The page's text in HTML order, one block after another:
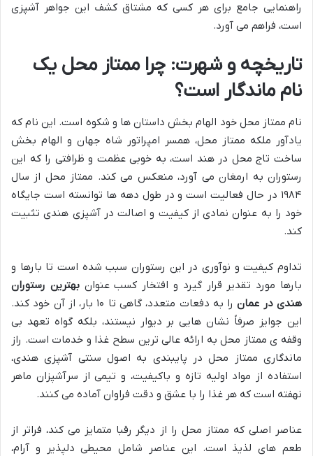
راهنمایی جامع برای هر کسی که مشتاق کشف این جواهر آشپزی
است، فراهم می آورد.
تاریخچه و شهرت: چرا ممتاز محل یک
نام ماندگار است؟
نام ممتاز محل خود الهام بخش داستان ها و شکوه است. این نام که
یادآور ملکه ممتاز محل، همسر امپراتور شاه جهان و الهام بخش
ساخت تاج محل در هند است، به خوبی عظمت و ظرافتی را که این
رستوران به ارمغان می آورد، منعکس می کند. ممتاز محل از سال
۱۹۸۴ در حال فعالیت است و در طول دهه ها توانسته است جایگاه
خود را به عنوان نمادی از کیفیت و اصالت در آشپزی هندی تثبیت
کند.
تداوم کیفیت و نوآوری در این رستوران سبب شده است تا بارها و
بارها مورد تقدیر قرار گیرد و افتخار کسب عنوانبهترین رستوران
هندی در عمان
را به دفعات متعدد، گاهی تا ۱۰ بار، از آن خود کند.
این جوایز صرفاً نشان هایی بر دیوار نیستند، بلکه گواه تعهد بی
وقفه ی ممتاز محل به ارائه عالی ترین سطح غذا و خدمات است. راز
ماندگاری ممتاز محل در پایبندی به اصول سنتی آشپزی هندی،
استفاده از مواد اولیه تازه و باکیفیت، و تیمی از سرآشپزان ماهر
نهفته است که هر غذا را با عشق و دقت فراوان آماده می کنند.
عناصر اصلی که ممتاز محل را از دیگر رقبا متمایز می کند، فراتر از
طعم های لذیذ است. این عناصر شامل محیطی دلپذیر و آرام،